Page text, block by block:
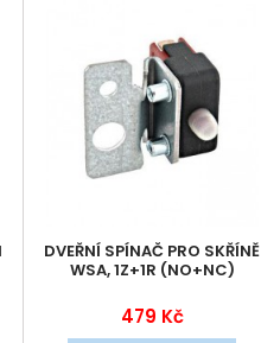
DVEŘNÍ SPÍNAČ PRO SKŘÍNĚ
WSA, 1Z+1R (NO+NC)
479 Kč